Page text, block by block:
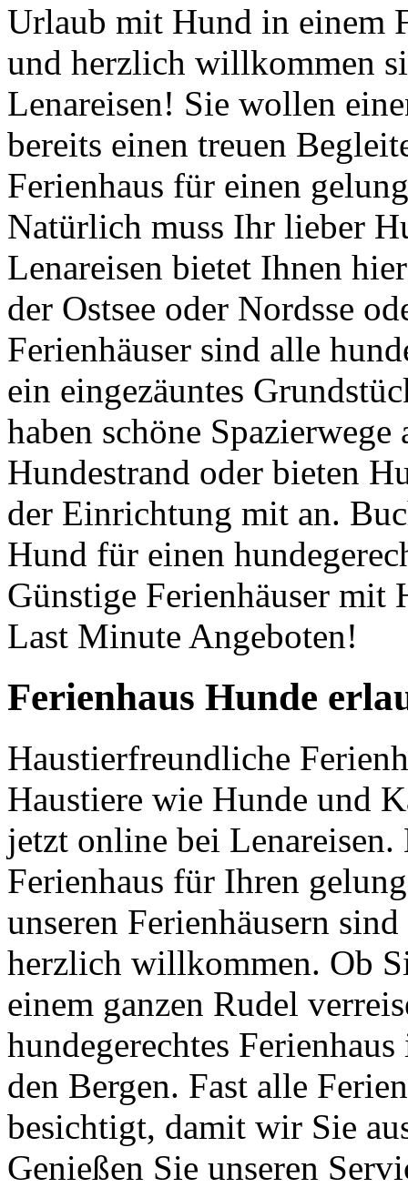
Urlaub mit Hund in einem
und herzlich willkommen
Lenareisen! Sie wollen
bereits einen treuen
Ferienhaus für einen
Natürlich muss Ihr lieber
Lenareisen bietet Ihnen
der Ostsee oder Nordsse
Ferienhäuser sind alle
ein eingezäuntes
haben schöne
Hundestrand oder bieten
der Einrichtung mit an.
Hund für einen
Günstige Ferienhäuser mit
Last Minute Angeboten!
Ferienhaus Hunde
Haustierfreundliche
Haustiere wie Hunde und
jetzt online bei Lenareisen.
Ferienhaus für Ihren
unseren Ferienhäusern
herzlich willkommen. Ob
einem ganzen Rudel
hundegerechtes
den Bergen. Fast alle
besichtigt, damit wir Sie
Genießen Sie unseren